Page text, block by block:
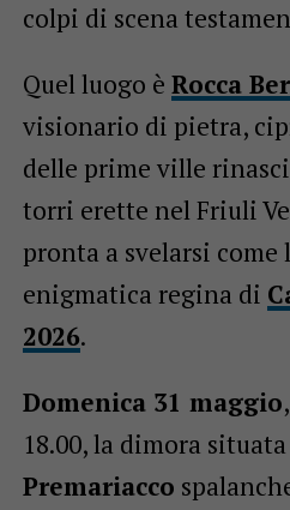
colpi di scena
Quel luogo è Rocca
visionario di pietra,
delle prime ville
torri erette nel Friuli
pronta a svelarsi come
enigmatica regina di
2026.
Domenica 31 maggio
18.00, la dimora situata
Premariacco